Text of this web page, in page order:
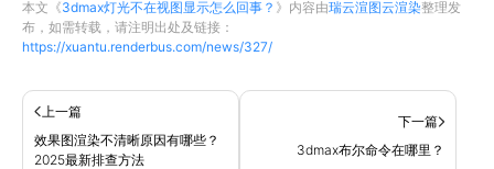
本文《3dmax灯光不在视图显示怎么回事？ 》内容由瑞云渲图云渲染整理发
布，如需转载，请注明出处及链接：
https://xuantu.renderbus.com/news/327/
上一篇
效果图渲染不清晰原因有哪些？
2025最新排查方法
下一篇
3dmax布尔命令在哪里？